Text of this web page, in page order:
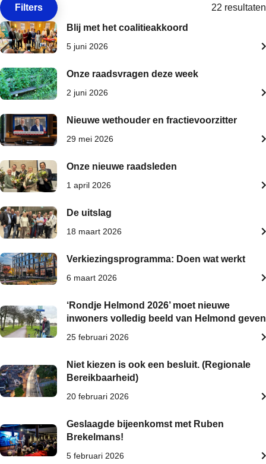
Open de
Filters
22 resultaten
Blij met het coalitieakkoord
5 juni 2026
Onze raadsvragen deze week
2 juni 2026
Nieuwe wethouder en fractievoorzitter
29 mei 2026
Onze nieuwe raadsleden
1 april 2026
De uitslag
18 maart 2026
Verkiezingsprogramma: Doen wat werkt
6 maart 2026
‘Rondje Helmond 2026’ moet nieuwe
inwoners volledig beeld van Helmond geven
25 februari 2026
Niet kiezen is ook een besluit. (Regionale
Bereikbaarheid)
20 februari 2026
Geslaagde bijeenkomst met Ruben
Brekelmans!
5 februari 2026